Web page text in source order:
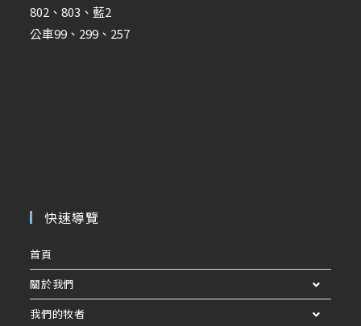
802、803、藍2
公車99、299、257
快速導覽
首頁
關於我們
我們的牧者